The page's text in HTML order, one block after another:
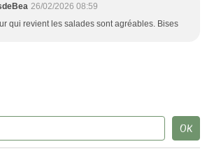
26/02/2026 08:59
qui revient les salades sont agréables. Bises